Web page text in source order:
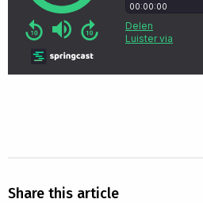
Share this article